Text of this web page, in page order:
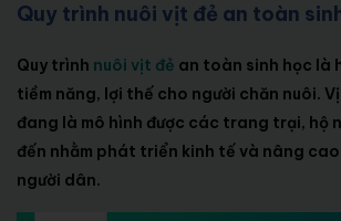
Quy trình nuôi vịt đẻ an toàn
Quy trình nuôi vịt đẻ an toàn sinh học là
tiềm năng, lợi thế cho người chăn nuôi.
đang là mô hình được các trang trại, hộ
đến nhằm phát triển kinh tế và nâng
người dân.